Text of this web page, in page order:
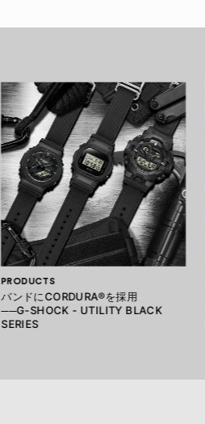
PRODUCTS
バンドにCORDURA®を採用
──G-SHOCK - UTILITY BLACK
SERIES